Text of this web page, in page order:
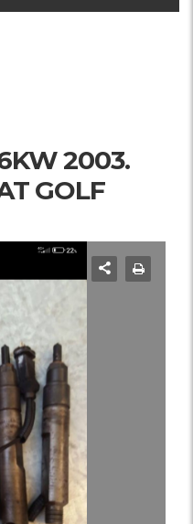
2003.
GOLF